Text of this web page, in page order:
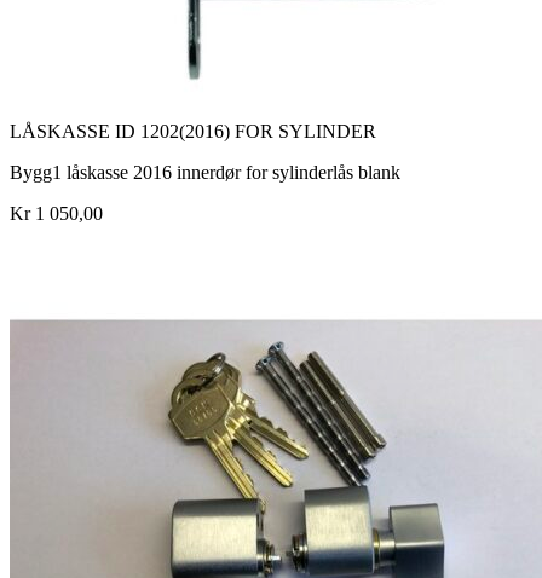
LÅSKASSE ID 1202(2016) FOR SYLINDER
Bygg1 låskasse 2016 innerdør for sylinderlås blank
Kr 1 050,00